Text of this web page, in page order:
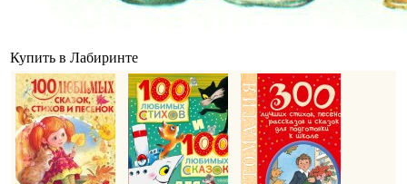
Купить в Лабиринте